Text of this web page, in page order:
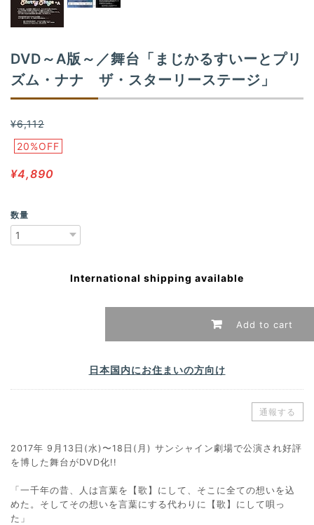
DVD～A版～／舞台「まじかるすいーとプリ
ズム・ナナ ザ・スターリーステージ」
¥6,112
20%OFF
¥4,890
数量
International shipping available
Add to cart
日本国内にお住まいの方向け
通報する
2017年 9月13日(水)〜18日(月) サンシャイン劇場で公演され好評
を博した舞台がDVD化!!
「一千年の昔、人は言葉を【歌】にして、そこに全ての想いを込
めた。そしてその想いを言葉にする代わりに【歌】にして唄っ
た」